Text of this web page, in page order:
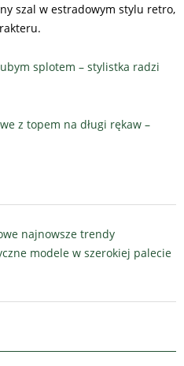
szal w estradowym stylu retro,
splotem – stylistka radzi
z topem na długi rękaw –
najnowsze trendy
modele w szerokiej palecie